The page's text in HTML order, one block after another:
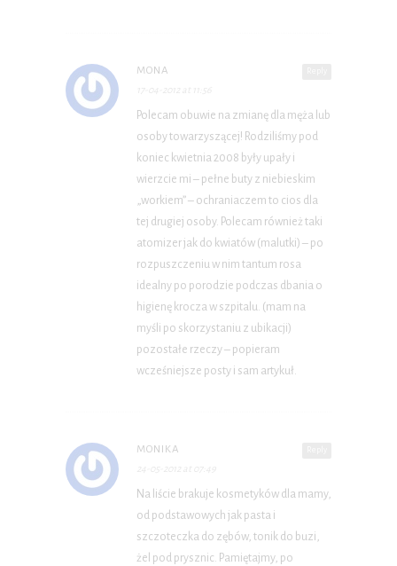
MONA
17-04-2012 at 11:56
Polecam obuwie na zmianę dla męża lub
osoby towarzyszącej! Rodziliśmy pod
koniec kwietnia 2008 były upały i
wierzcie mi – pełne buty z niebieskim
„workiem” – ochraniaczem to cios dla
tej drugiej osoby. Polecam również taki
atomizer jak do kwiatów (malutki) – po
rozpuszczeniu w nim tantum rosa
idealny po porodzie podczas dbania o
higienę krocza w szpitalu. (mam na
myśli po skorzystaniu z ubikacji)
pozostałe rzeczy – popieram
wcześniejsze posty i sam artykuł.
MONIKA
24-05-2012 at 07:49
Na liście brakuje kosmetyków dla mamy,
od podstawowych jak pasta i
szczoteczka do zębów, tonik do buzi,
żel pod prysznic. Pamiętajmy, po